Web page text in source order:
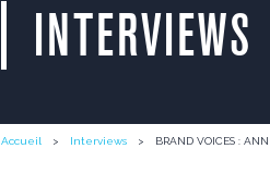
INTERVIEWS
Accueil Interviews BRAND VOICES :